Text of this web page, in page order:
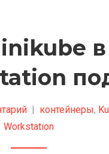
в
| контейнеры,
Workstation